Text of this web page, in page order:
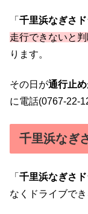
「 千里浜なぎさ
走行できないと判
ります。
その日が通行止め
に電話(0767-22-
千里浜なぎ
「 千里浜なぎさ
なくドライブでき